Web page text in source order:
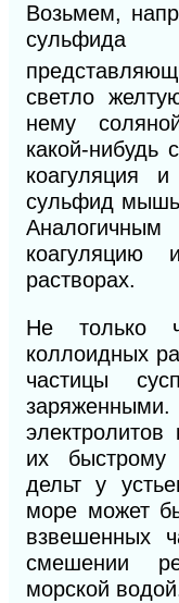
Возьмем,
светло
нему
какой-нибудь
коагуляция
сульфид
коагуляцию
растворах.
Не только
коллоидных
частицы
электролитов
их быстрому
дельт у
море может
взвешенных
смешении
морской